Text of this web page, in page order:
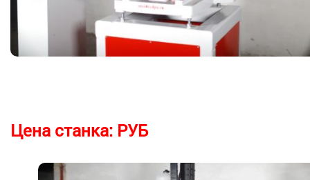
Цена станка: РУБ